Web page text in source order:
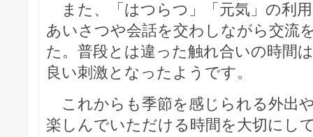
また、「はつらつ」「元気」の利
あいさつや会話を交わしながら交流
た。普段とは違った触れ合いの時間
良い刺激となったようです。
これからも季節を感じられる外出
楽しんでいただける時間を大切にし